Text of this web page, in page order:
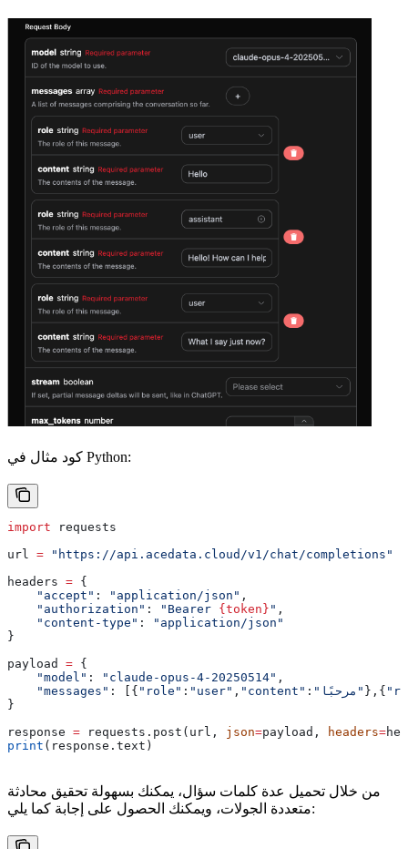
كود مثال في Python:
import requests
url = "https://api.acedata.cloud/v1/chat/completions"
headers = {
    "accept"
: "application/json" ,
    "authorization"
: "Bearer {token} " ,
    "content-type"
:
"application/json"
}
payload = {
    "model"
: "claude-opus-4-20250514" ,
    "messages"
: [{ "role" : "user" , "content" : "مرحبًا" },{
}
response = requests.post(url, json=payload, headers=
print (response.text)
من خلال تحميل عدة كلمات سؤال، يمكنك بسهولة تحقيق محادثة
متعددة الجولات، ويمكنك الحصول على إجابة كما يلي: